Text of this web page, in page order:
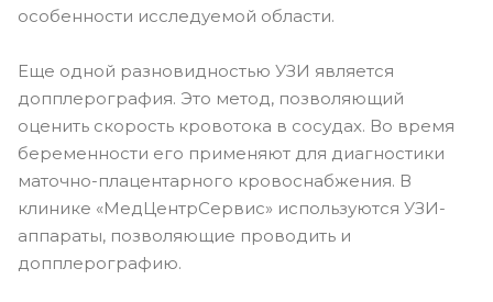
особенности исследуемой области.
Еще одной разновидностью УЗИ является
допплерография. Это метод, позволяющий
оценить скорость кровотока в сосудах. Во время
беременности его применяют для диагностики
маточно-плацентарного кровоснабжения. В
клинике «МедЦентрСервис» используются УЗИ-
аппараты, позволяющие проводить и
допплерографию.